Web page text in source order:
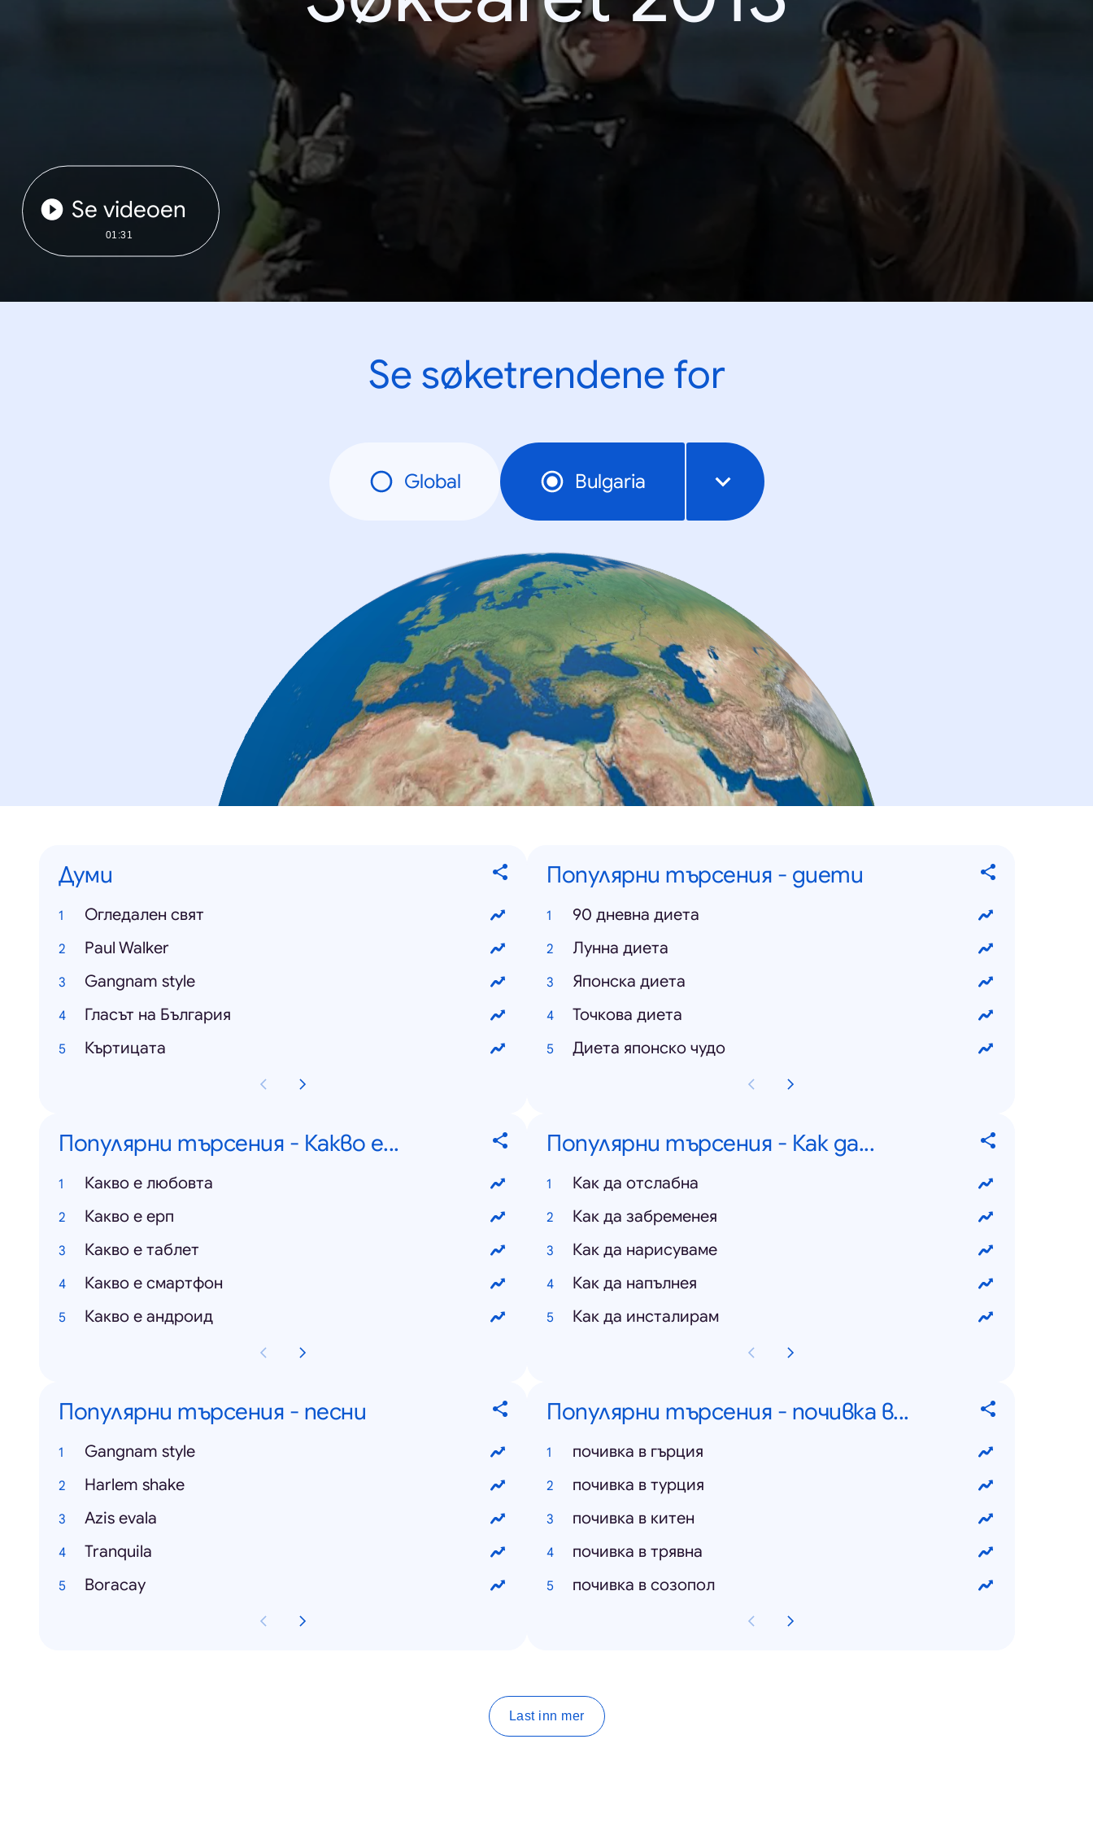
Se videoen
01:31
Se søketrendene for
Global Bulgaria
Думи
Oгледален свят
Paul Walker
Gangnam style
Гласът на България
Къртицата
Популярни търсения - диети
90 дневна диета
Лунна диета
Японска диета
Точкова диета
Диета японско чудо
Популярни търсения - Какво е...
Какво е любовта
Какво е ерп
Какво е таблет
Какво е смартфон
Какво е андроид
Популярни търсения - Как да...
Как да отслабна
Как да забременея
Как да нарисуваме
Как да напълнея
Как да инсталирам
Популярни търсения - песни
Gangnam style
Harlem shake
Azis evala
Tranquila
Boracay
Популярни търсения - почивка в...
почивка в гърция
почивка в турция
почивка в китен
почивка в трявна
почивка в созопол
Last inn mer